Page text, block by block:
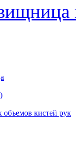
объемов кистей рук